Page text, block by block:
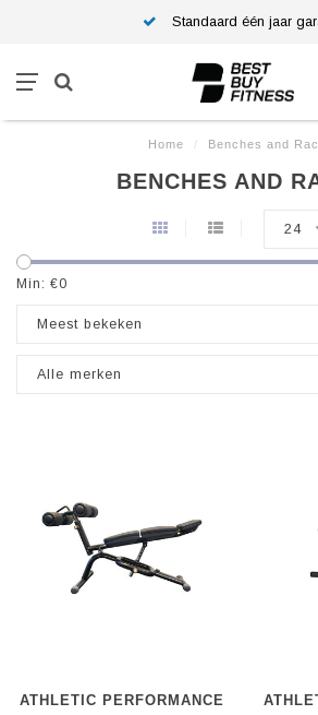
Standaard één jaar
Home / Benches and
BENCHES AND
24
Min: €0
Meest bekeken
Alle merken
ATHLETIC PERFORMANCE